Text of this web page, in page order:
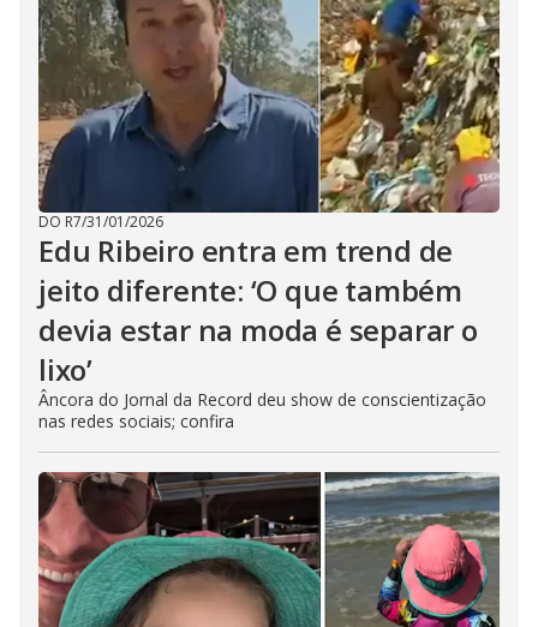
DO R7/31/01/2026
Edu Ribeiro entra em trend de
jeito diferente: ‘O que também
devia estar na moda é separar o
lixo’
Âncora do Jornal da Record deu show de conscientização
nas redes sociais; confira